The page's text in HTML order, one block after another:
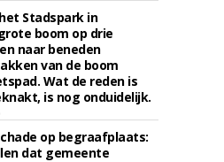
Stadspark in
boom op drie
naar beneden
van de boom
Wat de reden is
is nog onduidelijk.
op begraafplaats:
dat gemeente